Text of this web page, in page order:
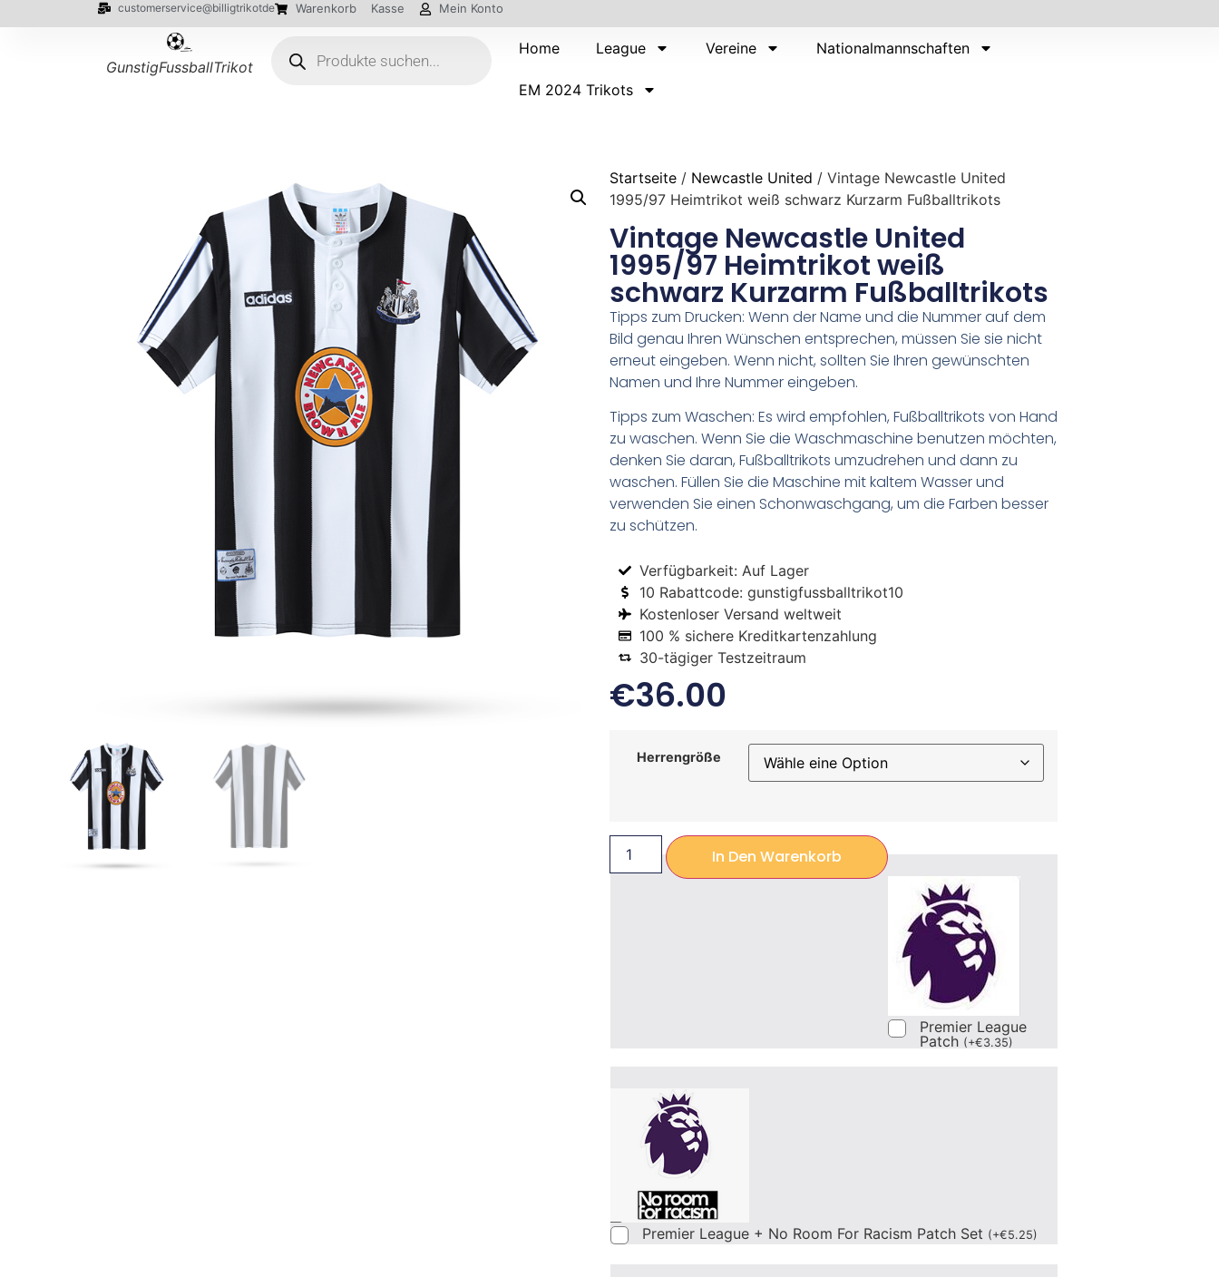
customerservice@billigtrikotde Warenkorb Kasse Mein Konto
GunstigFussballTrikot
Home League Vereine Nationalmannschaften
EM 2024 Trikots
Startseite / Newcastle United / Vintage Newcastle United
1995/97 Heimtrikot weiß schwarz Kurzarm Fußballtrikots
Vintage Newcastle United
1995/97 Heimtrikot weiß
schwarz Kurzarm Fußballtrikots
Tipps zum Drucken: Wenn der Name und die Nummer auf dem
Bild genau Ihren Wünschen entsprechen, müssen Sie sie nicht
erneut eingeben. Wenn nicht, sollten Sie Ihren gewünschten
Namen und Ihre Nummer eingeben.
Tipps zum Waschen: Es wird empfohlen, Fußballtrikots von Hand
zu waschen. Wenn Sie die Waschmaschine benutzen möchten,
denken Sie daran, Fußballtrikots umzudrehen und dann zu
waschen. Füllen Sie die Maschine mit kaltem Wasser und
verwenden Sie einen Schonwaschgang, um die Farben besser
zu schützen.
Verfügbarkeit: Auf Lager
10 Rabattcode: gunstigfussballtrikot10
Kostenloser Versand weltweit
100 % sichere Kreditkartenzahlung
30-tägiger Testzeitraum
€36.00
Herrengröße
In Den Warenkorb
Premier League
Patch (+€3.35)
Premier League + No Room For Racism Patch Set (+€5.25)